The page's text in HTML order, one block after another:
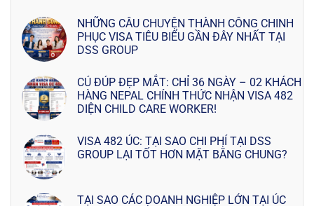
NHỮNG CÂU CHUYỆN THÀNH CÔNG CHINH
PHỤC VISA TIÊU BIỂU GẦN ĐÂY NHẤT TẠI
DSS GROUP
CÚ ĐÚP ĐẸP MẮT: CHỈ 36 NGÀY – 02 KHÁCH
HÀNG NEPAL CHÍNH THỨC NHẬN VISA 482
DIỆN CHILD CARE WORKER!
VISA 482 ÚC: TẠI SAO CHI PHÍ TẠI DSS
GROUP LẠI TỐT HƠN MẶT BẰNG CHUNG?
TẠI SAO CÁC DOANH NGHIỆP LỚN TẠI ÚC